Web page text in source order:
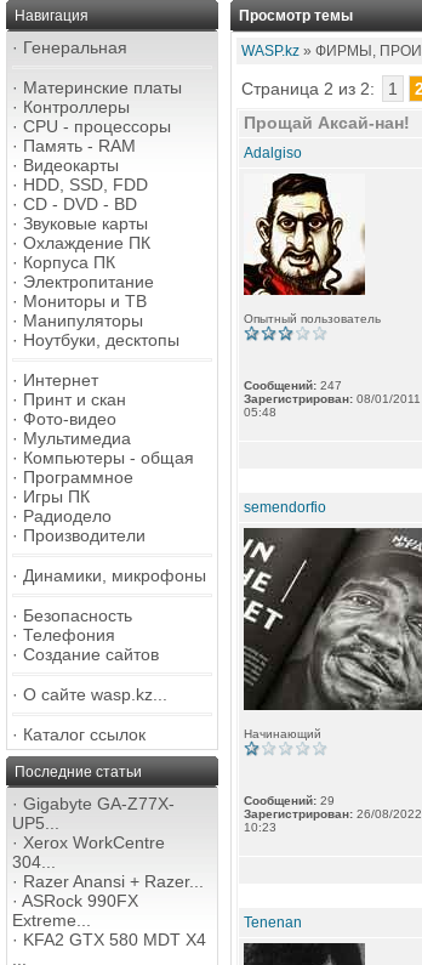
Навигация
· Генеральная
· Материнские платы
· Контроллеры
· CPU - процессоры
· Память - RAM
· Видеокарты
· HDD, SSD, FDD
· CD - DVD - BD
· Звуковые карты
· Охлаждение ПК
· Корпуса ПК
· Электропитание
· Мониторы и ТВ
· Манипуляторы
· Ноутбуки, десктопы
· Интернет
· Принт и скан
· Фото-видео
· Мультимедиа
· Компьютеры - общая
· Программное
· Игры ПК
· Радиодело
· Производители
· Динамики, микрофоны
· Безопасность
· Телефония
· Создание сайтов
· О сайте wasp.kz...
· Каталог ссылок
Последние статьи
· Gigabyte GA-Z77X-
UP5...
· Xerox WorkCentre
304...
· Razer Anansi + Razer...
· ASRock 990FX
Extreme...
· KFA2 GTX 580 MDT X4
Просмотр темы
WASP.kz » ФИРМЫ,
Страница 2 из 2: 1
Прощай Аксай-нан!
Adalgiso
Опытный пользователь
Сообщений: 247
Зарегистрирован: 08/01/2011
05:48
semendorfio
Начинающий
Сообщений: 29
Зарегистрирован: 26/08/2022
10:23
Tenenan